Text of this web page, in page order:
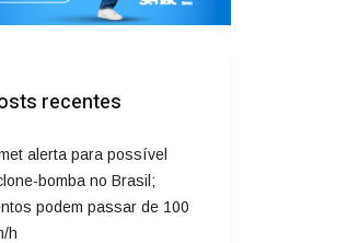
recentes
alerta para possível
bomba no Brasil;
podem passar de 100
h